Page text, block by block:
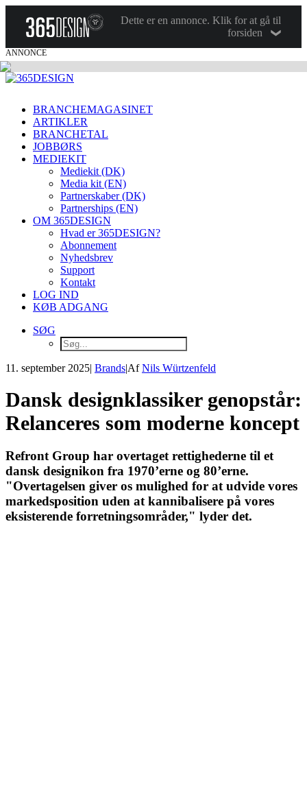
Dette er en annonce. Klik for at gå til
forsiden
ANNONCE
BRANCHEMAGASINET
ARTIKLER
BRANCHETAL
JOBBØRS
MEDIEKIT
Mediekit (DK)
Media kit (EN)
Partnerskaber (DK)
Partnerships (EN)
OM 365DESIGN
Hvad er 365DESIGN?
Abonnement
Nyhedsbrev
Support
Kontakt
LOG IND
KØB ADGANG
SØG
11. september 2025| Brands|AfNils Würtzenfeld
Dansk designklassiker genopstår:
Relanceres som moderne koncept
Refront Group har overtaget rettighederne til et
dansk designikon fra 1970’erne og 80’erne.
"Overtagelsen giver os mulighed for at udvide vores
markedsposition uden at kannibalisere på vores
eksisterende forretningsområder," lyder det.